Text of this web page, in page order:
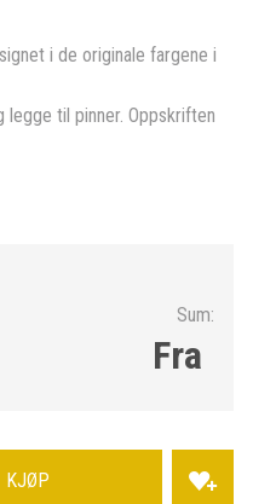
i de originale fargene i
til pinner. Oppskriften
Sum:
Fra
KJØP